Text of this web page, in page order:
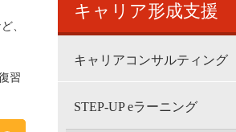
、
習
キャリア形成支援
キャリアコンサルティング
STEP-UP eラーニング